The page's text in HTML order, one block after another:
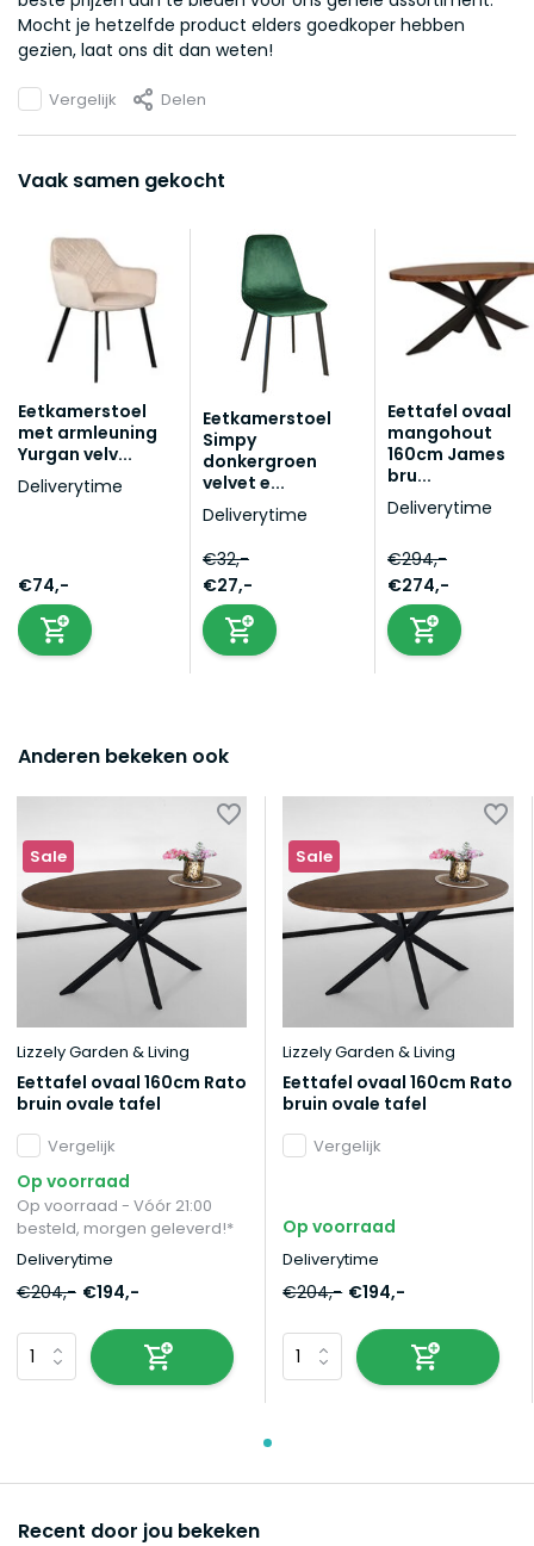
Mocht je hetzelfde product elders goedkoper hebben
gezien, laat ons dit dan weten!
Vergelijk Delen
Vaak samen gekocht
Eetkamerstoel
met armleuning
Yurgan velv...
Deliverytime
€74,-
Eetkamerstoel
Simpy
donkergroen
velvet e...
Deliverytime
€32,-
€27,-
Eettafel ovaal
mangohout
160cm James
bru...
Deliverytime
€294,-
€274,-
Anderen bekeken ook
Sale
Lizzely Garden & Living
Eettafel ovaal 160cm Rato
bruin ovale tafel
Vergelijk
Op voorraad
Op voorraad - Vóór 21:00
besteld, morgen geleverd!*
Deliverytime
€204,- €194,-
Sale
Lizzely Garden & Living
Eettafel ovaal 160cm Rato
bruin ovale tafel
Vergelijk
Op voorraad
Deliverytime
€204,- €194,-
Recent door jou bekeken